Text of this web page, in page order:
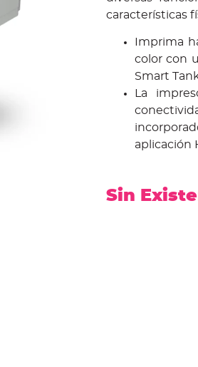
características
Imprima
color con
Smart
La
aplicación
Sin